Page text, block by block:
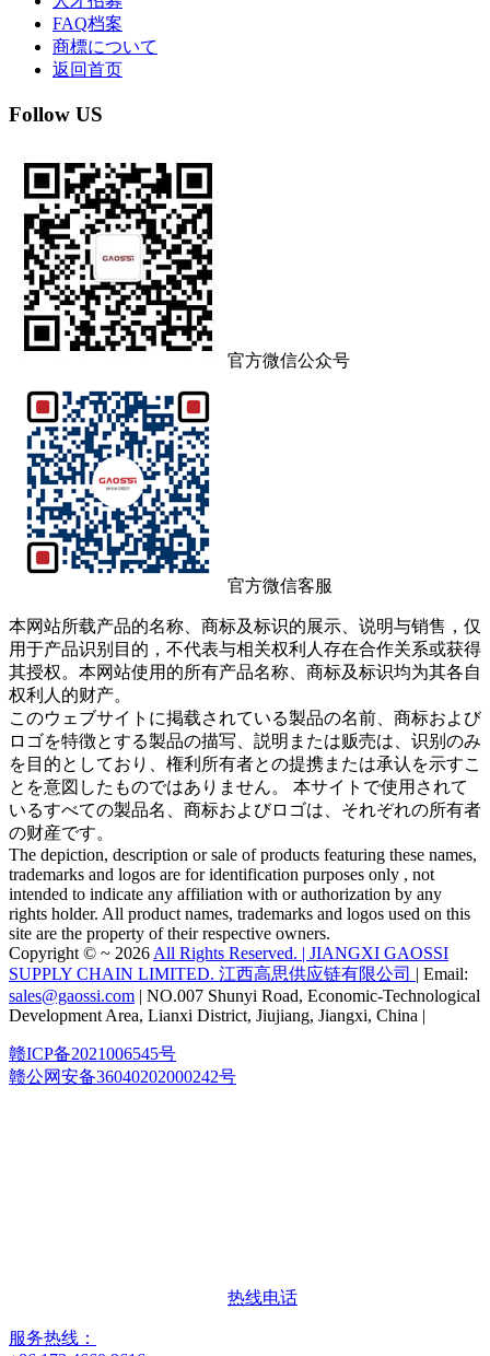
FAQ档案
商標について
返回首页
Follow US
官方微信公众号
官方微信客服
本网站所载产品的名称、商标及标识的展示、说明与销售，仅
用于产品识别目的，不代表与相关权利人存在合作关系或获得
其授权。本网站使用的所有产品名称、商标及标识均为其各自
权利人的财产。
このウェブサイトに掲载されている製品の名前、商标および
ロゴを特徴とする製品の描写、説明または贩売は、识别のみ
を目的としており、権利所有者との提携または承认を示すこ
とを意図したものではありません。 本サイトで使用されて
いるすべての製品名、商标およびロゴは、それぞれの所有者
の财産です。
The depiction, description or sale of products featuring these names,
trademarks and logos are for identification purposes only , not
intended to indicate any affiliation with or authorization by any
rights holder. All product names, trademarks and logos used on this
site are the property of their respective owners.
Copyright © ~ 2026 All Rights Reserved. | JIANGXI GAOSSI
SUPPLY CHAIN LIMITED. 江西高思供应链有限公司 | Email:
sales@gaossi.com | NO.007 Shunyi Road, Economic-Technological
Development Area, Lianxi District, Jiujiang, Jiangxi, China |
赣ICP备2021006545号
赣公网安备36040202000242号
热线电话
服务热线：